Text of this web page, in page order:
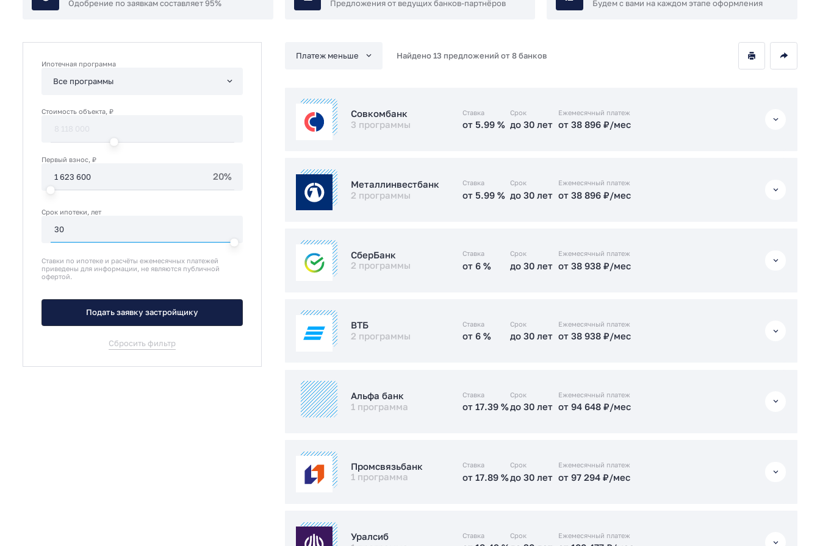
Одобрение по заявкам составляет 95% Предложения от ведущих банков-партнёров Будем с вами на каждом этапе оформления
Ипотечная программа
Стоимость объекта, ₽
Первый взнос, ₽
20%
Срок ипотеки, лет
Ставки по ипотеке и расчёты ежемесячных платежей
приведены для информации, не являются публичной
офертой.
Подать заявку застройщику
Сбросить фильтр
Найдено 13 предложений от 8 банков
Совкомбанк
3 программы
Ставка
от 5.99 %
Срок
до 30 лет
Ежемесячный платеж
от 38 896 ₽/мес
Семейная
IT-ипотека
Металлинвестбанк
2 программы
Ставка
от 5.99 %
Срок
до 30 лет
Ежемесячный платеж
от 38 896 ₽/мес
IT-ипотека
Стандартная
СберБанк
2 программы
Ставка
от 6 %
Срок
до 30 лет
Ежемесячный платеж
от 38 938 ₽/мес
IT-ипотека
Стандартная
ВТБ
2 программы
Ставка
от 6 %
Срок
до 30 лет
Ежемесячный платеж
от 38 938 ₽/мес
IT-ипотека
Стандартная
Заказать консультацию
Альфа банк
1 программа
Ставка
от 17.39 %
Срок
до 30 лет
Ежемесячный платеж
от 94 648 ₽/мес
Стандартная
Промсвязьбанк
1 программа
Ставка
от 17.89 %
Срок
до 30 лет
Ежемесячный платеж
от 97 294 ₽/мес
Стандартная
Уралсиб
Ставка Срок Ежемесячный платеж